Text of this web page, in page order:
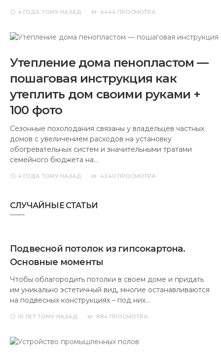
4 ГОДА ТОМУ НАЗАД 4444 ПРОСМОТРА
Утепление дома пенопластом —
пошаговая инструкция как
утеплить дом своими руками +
100 фото
Сезонные похолодания связаны у владельцев частных
домов с увеличением расходов на установку
обогревательных систем и значительными тратами
семейного бюджета на…
4 ГОДА ТОМУ НАЗАД 4240 ПРОСМОТРА
СЛУЧАЙНЫЕ СТАТЬИ
Подвесной потолок из гипсокартона.
Основные моменты
Чтобы облагородить потолки в своем доме и придать
им уникально эстетичный вид, многие останавливаются
на подвесных конструкциях – под них…
10 ЛЕТ ТОМУ НАЗАД 884 ПРОСМОТРА